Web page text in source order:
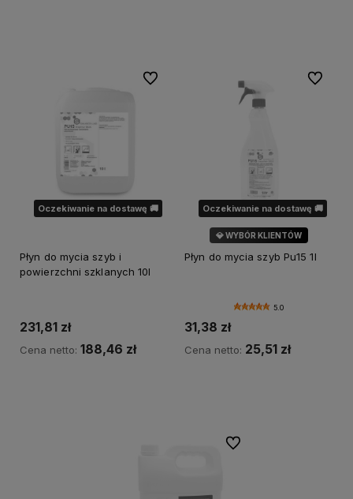
Oczekiwanie na dostawę 🚚
Płyn do mycia szyb i
powierzchni szklanych 10l
231,81 zł
Cena netto: 188,46 zł
Do ulubionych
Oczekiwanie na dostawę 🚚
💎 WYBÓR KLIENTÓW
Płyn do mycia szyb Pu15 1l
5.0
31,38 zł
Cena netto: 25,51 zł
Do
Do ulubionych